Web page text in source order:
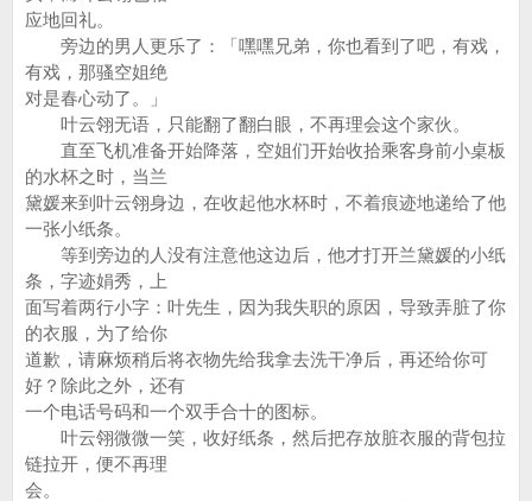
应地回礼。
旁边的男人更乐了：「嘿嘿兄弟，你也看到了吧，有戏，
有戏，那骚空姐绝
对是春心动了。」
叶云翎无语，只能翻了翻白眼，不再理会这个家伙。
直至飞机准备开始降落，空姐们开始收拾乘客身前小桌板
的水杯之时，当兰
黛媛来到叶云翎身边，在收起他水杯时，不着痕迹地递给了他
一张小纸条。
等到旁边的人没有注意他这边后，他才打开兰黛媛的小纸
条，字迹娟秀，上
面写着两行小字：叶先生，因为我失职的原因，导致弄脏了你
的衣服，为了给你
道歉，请麻烦稍后将衣物先给我拿去洗干净后，再还给你可
好？除此之外，还有
一个电话号码和一个双手合十的图标。
叶云翎微微一笑，收好纸条，然后把存放脏衣服的背包拉
链拉开，便不再理
会。